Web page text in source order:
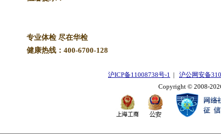
专业体检 尽在华检
健康热线：400-6700-128
沪ICP备11008738号-1 | 沪公网安备
Copyright © 2008-